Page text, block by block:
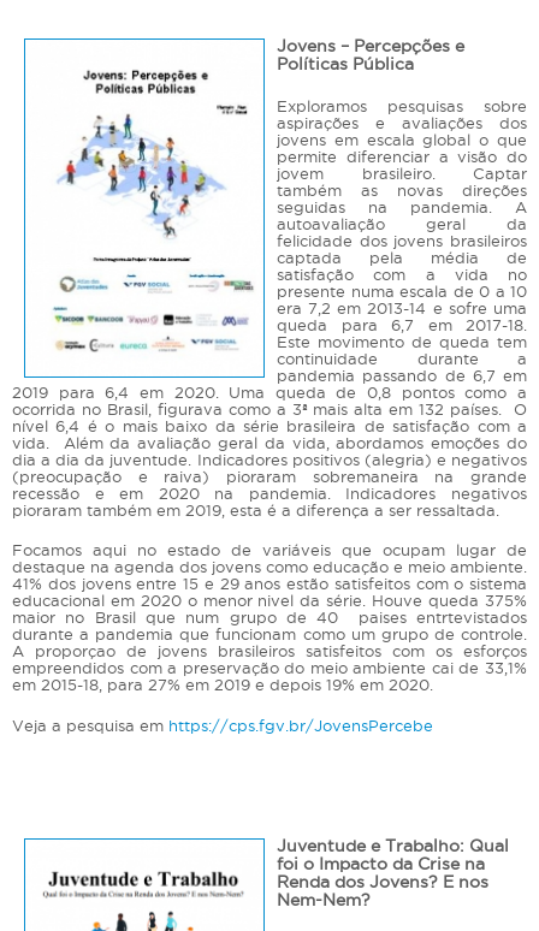
Jovens – Percepções e
Políticas Pública
Exploramos pesquisas sobre
aspirações e avaliações dos
jovens em escala global o que
permite diferenciar a visão do
jovem brasileiro. Captar
também as novas direções
seguidas na pandemia. A
autoavaliação geral da
felicidade dos jovens brasileiros
captada pela média de
satisfação com a vida no
presente numa escala de 0 a 10
era 7,2 em 2013-14 e sofre uma
queda para 6,7 em 2017-18.
Este movimento de queda tem
continuidade durante a
pandemia passando de 6,7 em
2019 para 6,4 em 2020. Uma queda de 0,8 pontos como a
ocorrida no Brasil, figurava como a 3ª mais alta em 132 países. O
nível 6,4 é o mais baixo da série brasileira de satisfação com a
vida. Além da avaliação geral da vida, abordamos emoções do
dia a dia da juventude. Indicadores positivos (alegria) e negativos
(preocupação e raiva) pioraram sobremaneira na grande
recessão e em 2020 na pandemia. Indicadores negativos
pioraram também em 2019, esta é a diferença a ser ressaltada.
Focamos aqui no estado de variáveis que ocupam lugar de
destaque na agenda dos jovens como educação e meio ambiente.
41% dos jovens entre 15 e 29 anos estão satisfeitos com o sistema
educacional em 2020 o menor nivel da série. Houve queda 375%
maior no Brasil que num grupo de 40 paises entrtevistados
durante a pandemia que funcionam como um grupo de controle.
A proporçao de jovens brasileiros satisfeitos com os esforços
empreendidos com a preservação do meio ambiente cai de 33,1%
em 2015-18, para 27% em 2019 e depois 19% em 2020.
Veja a pesquisa em https://cps.fgv.br/JovensPercebe
Juventude e Trabalho: Qual
foi o Impacto da Crise na
Renda dos Jovens? E nos
Nem-Nem?